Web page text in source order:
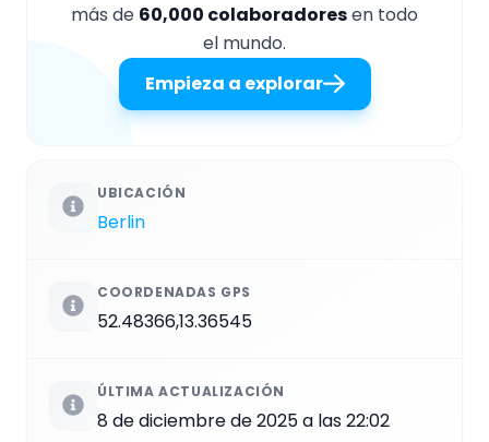
más de 60,000 colaboradoresen todo
el mundo.
Empieza a explorar
UBICACIÓN
Berlin
COORDENADAS GPS
52.48366,13.36545
ÚLTIMA ACTUALIZACIÓN
8 de diciembre de 2025 a las 22:02